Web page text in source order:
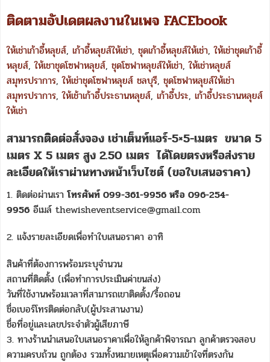
ติดตามอัปเดตผลงานในเพจ FACEbook
ให้เช่าเก้าอี้หลุยส์, เก้าอี้หลุยส์ให้เช่า, ชุดเก้าอี้หลุยส์ให้เช่า, ให้เช่าชุดเก้าอี้
หลุยส์, ให้เชาชุดโซฟาหลุยส์, ชุดโซฟาหลุยส์ให้เช่า, ให้เช่าหลุยส์
สมุทรปราการ, ให้เช่าชุดโซฟาหลุยส์ ชลบุรี, ชุดโซฟาหลุยส์ให้เช่า
สมุทรปราการ, ให้เช้าเก้าอี้ประธานหลุยส์, เก้าอี้ประ, เก้าอี้ประธานหลุยส์
ให้เช่า
สามารถติดต่อสั่งจองเช่าเต็นท์แอร์-5×5-เมตร ขนาด 5
เมตร X 5 เมตร สูง 2.50 เมตร ได้โดยตรงหรือส่งราย
ละเอียดให้เราผ่านทางหน้าเว็บไซต์ (ขอใบเสนอราคา)
1. ติดต่อผ่านเราโทรศัพท์ 099-361-9956 หรือ 096-254-
9956 อีเมล์ thewisheventservice@gmail.com
2. แจ้งรายละเอียดเพื่อทำใบเสนอราคา อาทิ
สินค้าที่ต้องการพร้อมระบุจำนวน
สถานที่ติดตั้ง (เพื่อทำการประเมินค่าขนส่ง)
วันที่ใช้งานพร้อมเวลาที่สามารถเขาติดตั้ง/รื้อถอน
ชื่อเบอร์โทรติดต่อกลับ(ผู้ประสานงาน)
ชื่อที่อยู่และเลขประจำตัวผู้เสียภาษี
3. ทางร้านนำเสนอใบเสนอราคาเพื่อให้ลูกค้าพิจารณา ลูกค้าตรวจสอบ
ความครบถ้วน ถูกต้อง รวมทั้งหมายเหตุเพื่อความเข้าใจที่ตรงกัน